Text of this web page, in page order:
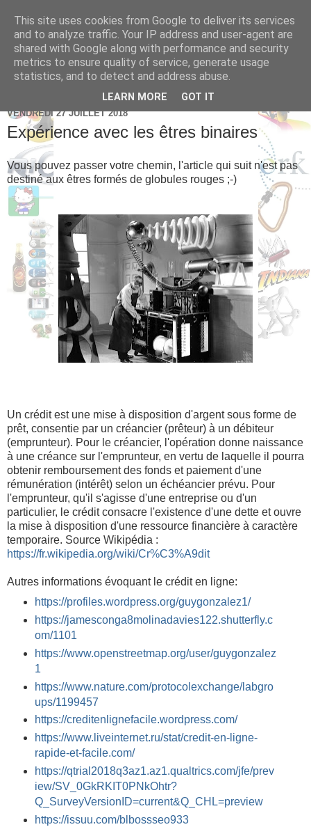
Brice Cornet: serial
entrepreneur hédoniste
VENDREDI 27 JUILLET 2018
Expérience avec les êtres binaires
Vous pouvez passer votre chemin, l'article qui suit n'est pas
destiné aux êtres formés de globules rouges ;-)
Un crédit est une mise à disposition d'argent sous forme de
prêt, consentie par un créancier (prêteur) à un débiteur
(emprunteur). Pour le créancier, l'opération donne naissance
à une créance sur l'emprunteur, en vertu de laquelle il pourra
obtenir remboursement des fonds et paiement d'une
rémunération (intérêt) selon un échéancier prévu. Pour
l'emprunteur, qu'il s'agisse d'une entreprise ou d'un
particulier, le crédit consacre l'existence d'une dette et ouvre
la mise à disposition d'une ressource financière à caractère
temporaire. Source Wikipédia :
https://fr.wikipedia.org/wiki/Cr%C3%A9dit
Autres informations évoquant le crédit en ligne:
https://profiles.wordpress.org/guygonzalez1/
https://jamesconga8molinadavies122.shutterfly.c
om/1101
https://www.openstreetmap.org/user/guygonzalez
1
https://www.nature.com/protocolexchange/labgro
ups/1199457
https://creditenlignefacile.wordpress.com/
https://www.liveinternet.ru/stat/credit-en-ligne-
rapide-et-facile.com/
https://qtrial2018q3az1.az1.qualtrics.com/jfe/prev
iew/SV_0GkRKIT0PNkOhtr?
Q_SurveyVersionID=current&Q_CHL=preview
https://issuu.com/blbossseo933
This site uses cookies from Google to deliver its services
and to analyze traffic. Your IP address and user-agent are
shared with Google along with performance and security
metrics to ensure quality of service, generate usage
statistics, and to detect and address abuse.
LEARN MORE GOT IT